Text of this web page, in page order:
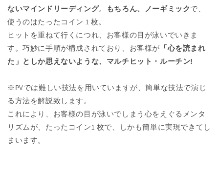
ないマインドリーディ ング。 もちろん、ノーギミックで、
使うのはたったコイン 1 枚。
ヒットを重ねて行くにつれ、お客様の目が泳いでいきま
す。巧妙に手順が構成されており、お客様が 「心を読まれ
た」としか思えないような、マルチヒット・ルーチン!
※PVでは難しい技法を用いていますが、簡単な技法で演じ
る方法を解説致します。
これにより、お客様の目が泳いでしまう心をえぐるメンタ
リズムが、たったコイン1 枚で、しかも簡単に実現できてし
まいます。